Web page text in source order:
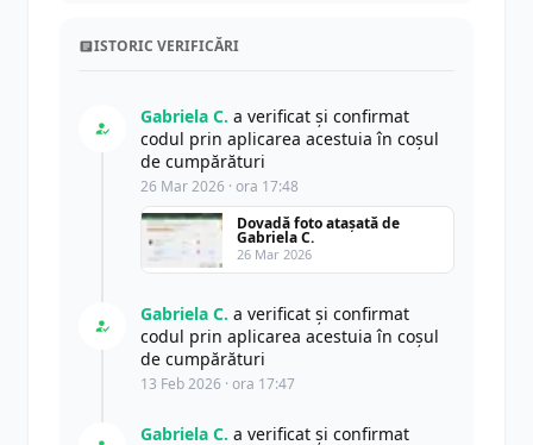
ISTORIC VERIFICĂRI
Gabriela C. a verificat și confirmat
codul prin aplicarea acestuia în coșul
de cumpărături
26 Mar 2026 · ora 17:48
Dovadă foto atașată de
Gabriela C.
26 Mar 2026
Gabriela C. a verificat și confirmat
codul prin aplicarea acestuia în coșul
de cumpărături
13 Feb 2026 · ora 17:47
Gabriela C. a verificat și confirmat